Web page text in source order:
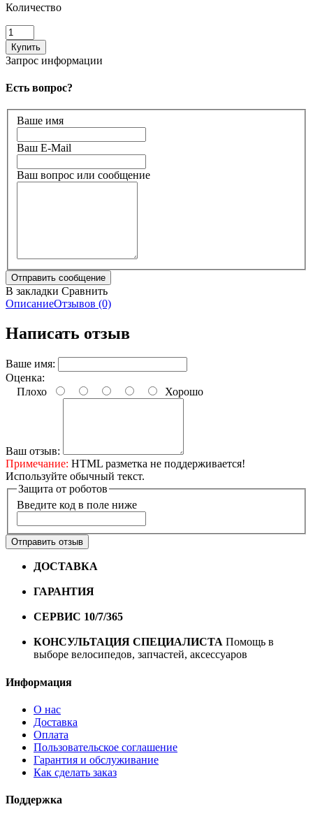
Количество
Запрос информации
Есть вопрос?
Ваше имя
Ваш E-Mail
Ваш вопрос или сообщение
В закладки Сравнить
ОписаниеОтзывов (0)
Написать отзыв
Ваше имя:
Оценка:
Плохо
Хорошо
Ваш отзыв:
Примечание: HTML разметка не поддерживается!
Используйте обычный текст.
Защита от роботов
Введите код в поле ниже
Отправить отзыв
ДОСТАВКА
ГАРАНТИЯ
СЕРВИС 10/7/365
КОНСУЛЬТАЦИЯ СПЕЦИАЛИСТА Помощь в
выборе велосипедов, запчастей, аксессуаров
Информация
О нас
Доставка
Оплата
Пользовательское соглашение
Гарантия и обслуживание
Как сделать заказ
Поддержка